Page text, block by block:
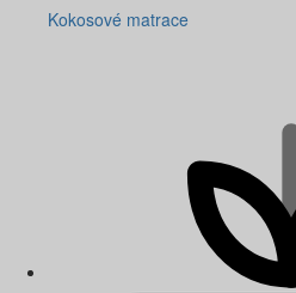
Kokosové matrace